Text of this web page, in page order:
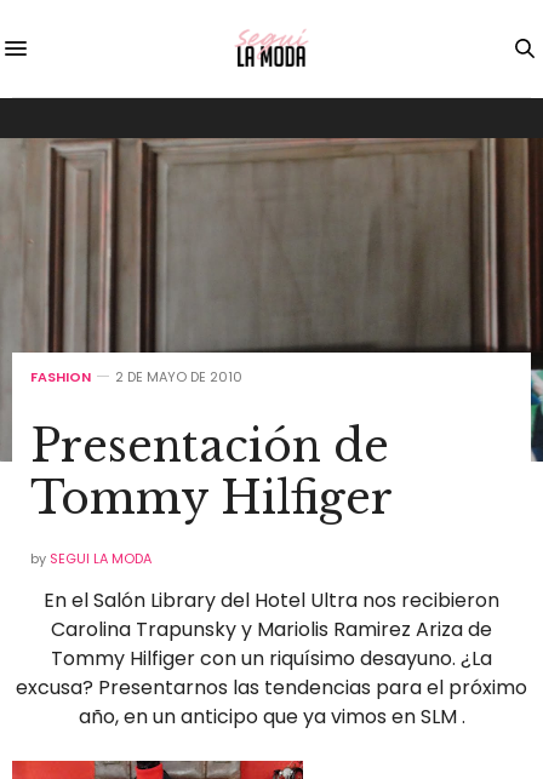
FASHION 2 DE MAYO DE 2010
Presentación de
Tommy Hilfiger
by SEGUI LA MODA
En el Salón Library del Hotel Ultra nos recibieron
Carolina Trapunsky y Mariolis Ramirez Ariza de
Tommy Hilfiger con un riquísimo desayuno. ¿La
excusa? Presentarnos las tendencias para el próximo
año, en un anticipo que ya vimos en SLM .